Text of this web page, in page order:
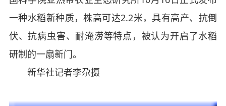
一种水稻新种质，株高可达2.2米，具有高产、抗倒
伏、抗病虫害、耐淹涝等特点，被认为开启了水稻
研制的一扇新门。
新华社记者李尕摄